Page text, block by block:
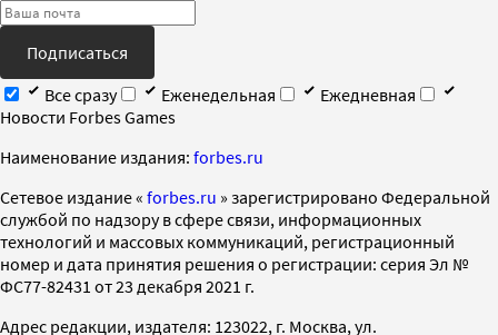
Подписаться
Все сразу
Еженедельная
Ежедневная
Новости Forbes Games
Наименование издания: forbes.ru
Cетевое издание « forbes.ru » зарегистрировано Федеральной
службой по надзору в сфере связи, информационных
технологий и массовых коммуникаций, регистрационный
номер и дата принятия решения о регистрации: серия Эл №
ФС77-82431 от 23 декабря 2021 г.
Адрес редакции, издателя: 123022, г. Москва, ул.